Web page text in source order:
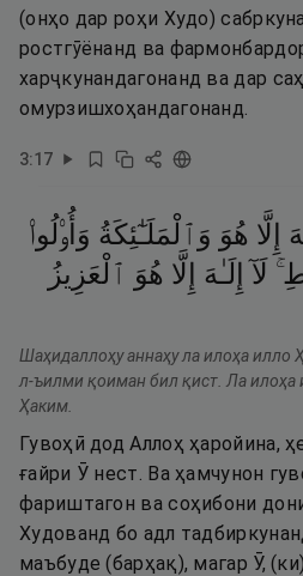
(онҳо дар роҳи Худо)
ростгӯёнанд ва
харҷкунандагонанд ва дар
омурзишхоҳандагонанд.
3:17
إِلَّا هُوَ وَٱلْمَلَـٰٓئِكَةُ وَأُو۟لُوا۟
لَآ إِلَـٰهَ إِلَّا هُوَ ٱلْعَزِيزُ
Шаҳидаллоҳу аннаҳу ла илоҳа илло
л-ъилми қоиман бил қист. Ла илоҳа
Ҳаким.
Гувоҳӣ дод Аллоҳ ҳаройина,
ғайри Ӯ нест. Ва ҳамчунон
фариштагон ва соҳибони
Худованд бо адл
маъбуде (барҳақ), магар Ӯ,